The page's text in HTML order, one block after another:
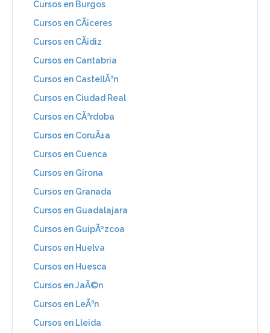
Cursos en Burgos
Cursos en CÃ¡ceres
Cursos en CÃ¡diz
Cursos en Cantabria
Cursos en CastellÃ³n
Cursos en Ciudad Real
Cursos en CÃ³rdoba
Cursos en CoruÃ±a
Cursos en Cuenca
Cursos en Girona
Cursos en Granada
Cursos en Guadalajara
Cursos en GuipÃºzcoa
Cursos en Huelva
Cursos en Huesca
Cursos en JaÃ©n
Cursos en LeÃ³n
Cursos en Lleida